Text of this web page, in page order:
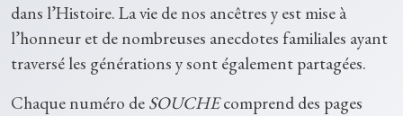
dans l’Histoire. La vie de nos ancêtres y est mise à
l’honneur et de nombreuses anecdotes familiales ayant
traversé les générations y sont également partagées.
Chaque numéro de SOUCHEcomprend des pages